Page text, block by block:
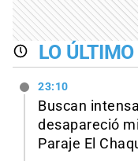
LO ÚLTIMO
23:10
Buscan
desapareció
Paraje El